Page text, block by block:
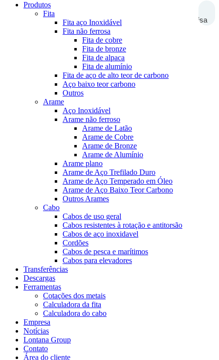
Pesquisa
Produtos
Fita
Fita aço Inoxidável
Fita não ferrosa
Fita de cobre
Fita de bronze
Fita de alpaca
Fita de alumínio
Fita de aço de alto teor de carbono
Aço baixo teor carbono
Outros
Arame
Aço Inoxidável
Arame não ferroso
Arame de Latão
Arame de Cobre
Arame de Bronze
Arame de Alumínio
Arame plano
Arame de Aço Trefilado Duro
Arame de Aço Temperado em Óleo
Arame de Aço Baixo Teor Carbono
Outros Arames
Cabo
Cabos de uso geral
Cabos resistentes à rotação e antitorsão
Cabos de aço inoxidavel
Cordões
Cabos de pesca e marítimos
Cabos para elevadores
Transferências
Descargas
Ferramentas
Cotações dos metais
Calculadora da fita
Calculadora do cabo
Empresa
Notícias
Lontana Group
Contato
Área do cliente